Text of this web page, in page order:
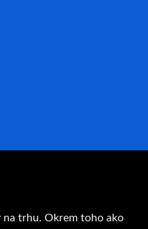
na trhu. Okrem toho ako